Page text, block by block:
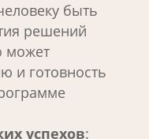
быть
решений
может
и готовность
успехов: